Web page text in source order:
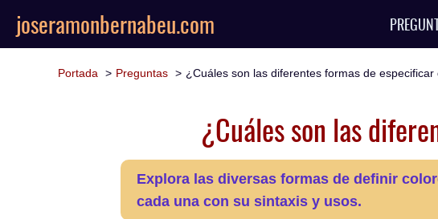
joseramonbernabeu.com
Portada Preguntas ¿Cuáles son las diferentes formas de especificar
¿Cuáles son las
Explora las diversas formas de definir
cada una con su sintaxis y usos.